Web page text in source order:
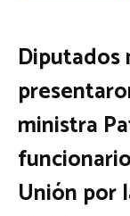
Diputados
ministra
Unión por